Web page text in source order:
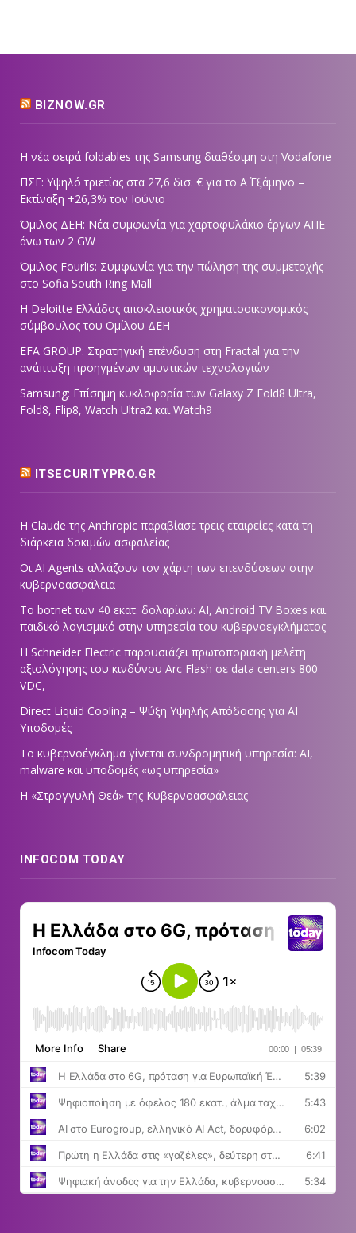
BIZNOW.GR
Η νέα σειρά foldables της Samsung διαθέσιμη στη Vodafone
ΠΣΕ: Υψηλό τριετίας στα 27,6 δισ. € για το Α΄ Εξάμηνο –
Εκτίναξη +26,3% τον Ιούνιο
Όμιλος ΔΕΗ: Νέα συμφωνία για χαρτοφυλάκιο έργων ΑΠΕ
άνω των 2 GW
Όμιλος Fourlis: Συμφωνία για την πώληση της συμμετοχής
στο Sofia South Ring Mall
Η Deloitte Ελλάδος αποκλειστικός χρηματοοικονομικός
σύμβουλος του Ομίλου ΔΕΗ
EFA GROUP: Στρατηγική επένδυση στη Fractal για την
ανάπτυξη προηγμένων αμυντικών τεχνολογιών
Samsung: Επίσημη κυκλοφορία των Galaxy Z Fold8 Ultra,
Fold8, Flip8, Watch Ultra2 και Watch9
ITSECURITYPRO.GR
Η Claude της Anthropic παραβίασε τρεις εταιρείες κατά τη
διάρκεια δοκιμών ασφαλείας
Οι AI Agents αλλάζουν τον χάρτη των επενδύσεων στην
κυβερνοασφάλεια
Το botnet των 40 εκατ. δολαρίων: AI, Android TV Boxes και
παιδικό λογισμικό στην υπηρεσία του κυβερνοεγκλήματος
Η Schneider Electric παρουσιάζει πρωτοποριακή μελέτη
αξιολόγησης του κινδύνου Arc Flash σε data centers 800
VDC,
Direct Liquid Cooling – Ψύξη Υψηλής Απόδοσης για AI
Υποδομές
Το κυβερνοέγκλημα γίνεται συνδρομητική υπηρεσία: AI,
malware και υποδομές «ως υπηρεσία»
Η «Στρογγυλή Θεά» της Κυβερνοασφάλειας
INFOCOM TODAY